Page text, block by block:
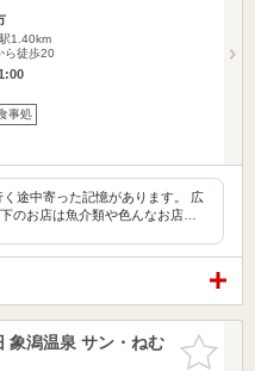
1.40km
ら徒歩20
事処
途中寄った記憶があります。 広
のお店は魚介類や色んなお店…
お気に入
りに追加
象潟温泉 サン・ねむ